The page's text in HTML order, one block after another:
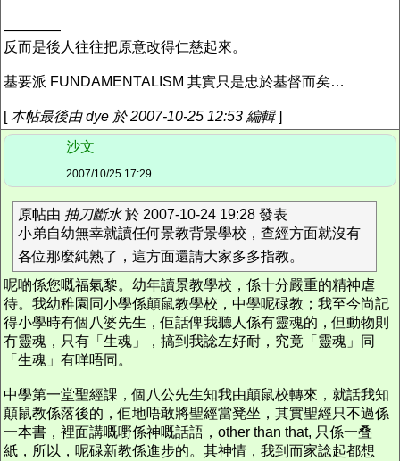
————
反而是後人往往把原意改得仁慈起來。
基要派 FUNDAMENTALISM 其實只是忠於基督而矣…
[本帖最後由 dye 於 2007-10-25 12:53 編輯]
沙文
2007/10/25 17:29
原帖由 抽刀斷水於 2007-10-24 19:28 發表
小弟自幼無幸就讀任何景教背景學校，查經方面就沒有
各位那麼純熟了，這方面還請大家多多指教。
呢啲係您嘅福氣黎。幼年讀景教學校，係十分嚴重的精神虐
待。我幼稚園同小學係顛鼠教學校，中學呢碌教；我至今尚記
得小學時有個八婆先生，佢話俾我聽人係有靈魂的，但動物則
冇靈魂，只有「生魂」，搞到我諗左好耐，究竟「靈魂」同
「生魂」有咩唔同。
中學第一堂聖經課，個八公先生知我由顛鼠校轉來，就話我知
顛鼠教係落後的，佢地唔敢將聖經當凳坐，其實聖經只不過係
一本書，裡面講嘅嘢係神嘅話語，other than that, 只係一叠
紙，所以，呢碌新教係進步的。其神情，我到而家諗起都想